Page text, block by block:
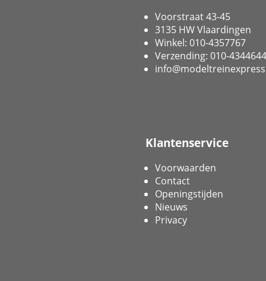
Voorstraat 43-45
3135 HW Vlaardingen
Winkel: 010-4357767
Verzending: 010-4344644
Klantenservice
Voorwaarden
Contact
Openingstijden
Nieuws
Privacy